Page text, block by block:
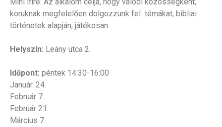
koruknak megfelelően dolgozzunk fel témákat, bibliai
történetek alapján, játékosan.
Helyszín: Leány utca 2.
Időpont: péntek 14:30-16:00
Január. 24.
Február 7.
Február 21.
Március 7.